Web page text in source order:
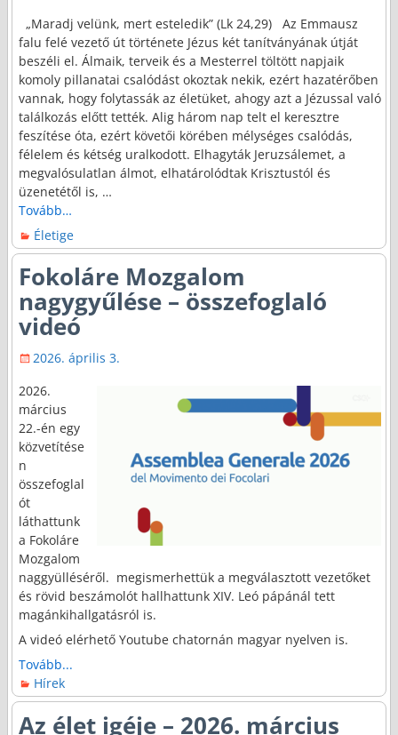
„Maradj velünk, mert esteledik” (Lk 24,29) Az Emmausz
falu felé vezető út története Jézus két tanítványának útját
beszéli el. Álmaik, terveik és a Mesterrel töltött napjaik
komoly pillanatai csalódást okoztak nekik, ezért hazatérőben
vannak, hogy folytassák az életüket, ahogy azt a Jézussal való
találkozás előtt tették. Alig három nap telt el keresztre
feszítése óta, ezért követői körében mélységes csalódás,
félelem és kétség uralkodott. Elhagyták Jeruzsálemet, a
megvalósulatlan álmot, elhatárolódtak Krisztustól és
üzenetétől is, …
Tovább…
Életige
Fokoláre Mozgalom
nagygyűlése – összefoglaló
videó
2026. április 3.
2026.
március
22.-én egy
közvetítése
n
összefoglal
ót
láthattunk
a Fokoláre
Mozgalom
naggyülléséről. megismerhettük a megválasztott vezetőket
és rövid beszámolót hallhattunk XIV. Leó pápánál tett
magánkihallgatásról is.
A videó elérhető Youtube chatornán magyar nyelven is.
Tovább...
Hírek
Az élet igéje – 2026. március